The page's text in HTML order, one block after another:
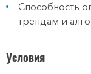
Способность
трендам и
Условия